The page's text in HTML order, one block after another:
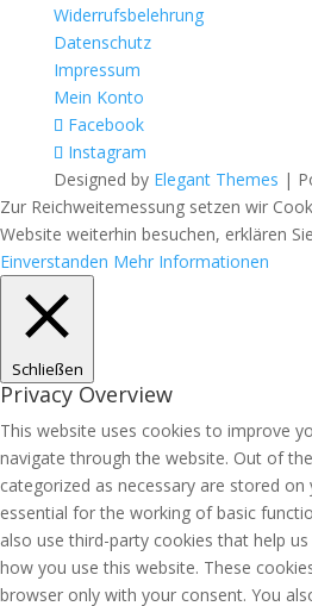
Widerrufsbelehrung
Datenschutz
Impressum
Mein Konto
Facebook
Instagram
Designed by Elegant Themes |
Zur Reichweitemessung setzen wir
Website weiterhin besuchen, erklären
Einverstanden Mehr Informationen
Schließen
Privacy Overview
This website uses cookies to improve
navigate through the website. Out of
categorized as necessary are stored
essential for the working of basic
also use third-party cookies that help
how you use this website. These
browser only with your consent. You